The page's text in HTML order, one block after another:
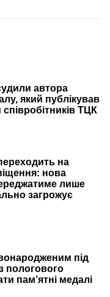
автора
який публікував
ТЦК
на
нова
лише
загрожує
під
пологового
пам’ятні медалі